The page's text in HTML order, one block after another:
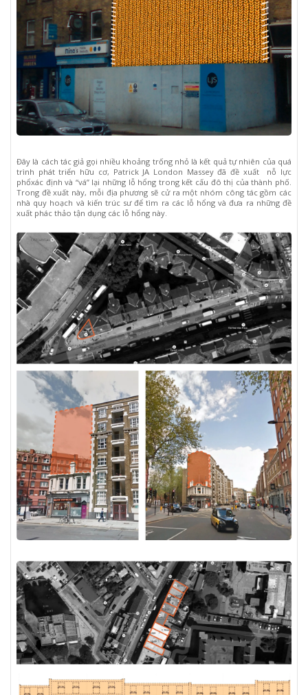
Đây là cách tác giả gọi nhiều khoảng trống nhỏ là kết quả tự nhiên của quá
trình phát triển hữu cơ, Patrick JA London Massey đã đề xuất nỗ lực
phổxác định và “vá” lại những lỗ hổng trong kết cấu đô thị của thành phố.
Trong đề xuất này, mỗi địa phương sẽ cử ra một nhóm công tác gồm các
nhà quy hoạch và kiến trúc sư để tìm ra các lỗ hổng và đưa ra những đề
xuất phác thảo tận dụng các lỗ hổng này.